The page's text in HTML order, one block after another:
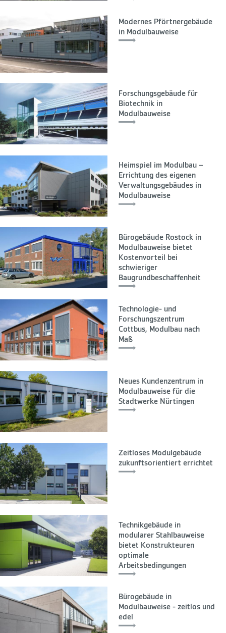
Modernes Pförtnergebäude
in Modulbauweise
Forschungsgebäude für
Biotechnik in
Modulbauweise
Heimspiel im Modulbau –
Errichtung des eigenen
Verwaltungsgebäudes in
Modulbauweise
Bürogebäude Rostock in
Modulbauweise bietet
Kostenvorteil bei
schwieriger
Baugrundbeschaffenheit
Technologie- und
Forschungszentrum
Cottbus, Modulbau nach
Maß
Neues Kundenzentrum in
Modulbauweise für die
Stadtwerke Nürtingen
Zeitloses Modulgebäude
zukunftsorientiert errichtet
Technikgebäude in
modularer Stahlbauweise
bietet Konstrukteuren
optimale
Arbeitsbedingungen
Bürogebäude in
Modulbauweise - zeitlos und
edel